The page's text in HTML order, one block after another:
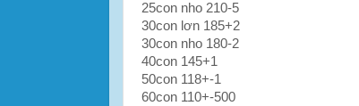
25con nho 210-5
30con lơn 185+2
30con nho 180-2
40con 145+1
50con 118+-1
60con 110+-500